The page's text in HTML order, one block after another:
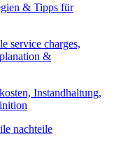
& Tipps für
Instandhaltung,